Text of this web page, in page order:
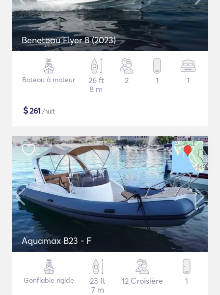
Beneteau Flyer 8 (2023)
Bateau à moteur
26 ft
8 m
2 1 1
$261 /nuit
Aquamax B23 - F
Gonflable rigide
23 ft
7 m
12 Croisière 1